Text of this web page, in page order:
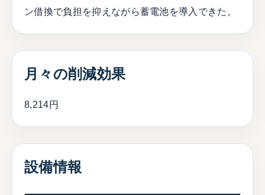
ン借換で負担を抑えながら蓄電池を導入できた。
月々の削減効果
8,214円
設備情報